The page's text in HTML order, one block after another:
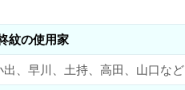
紋の使用家
、早川、土持、高田、山口など